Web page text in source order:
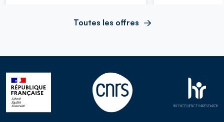
Toutes les offres